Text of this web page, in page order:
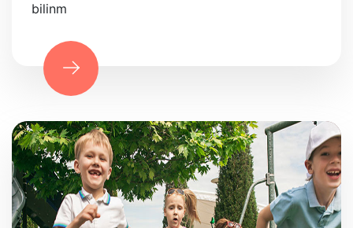
bilinm